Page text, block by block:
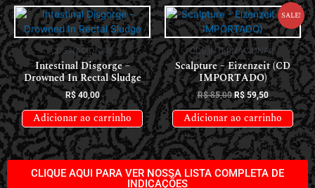
CDS NACIONAIS
Intestinal Disgorge –
Drowned In Rectal Sludge
R$40,00
Adicionar ao carrinho
Sale!
CDS INTERNACIONAIS
Scalpture – Eizenzeit (CD
IMPORTADO)
R$85,00 R$59,50
Adicionar ao carrinho
CLIQUE AQUI PARA VER NOSSA LISTA COMPLETA DE
INDICAÇÕES